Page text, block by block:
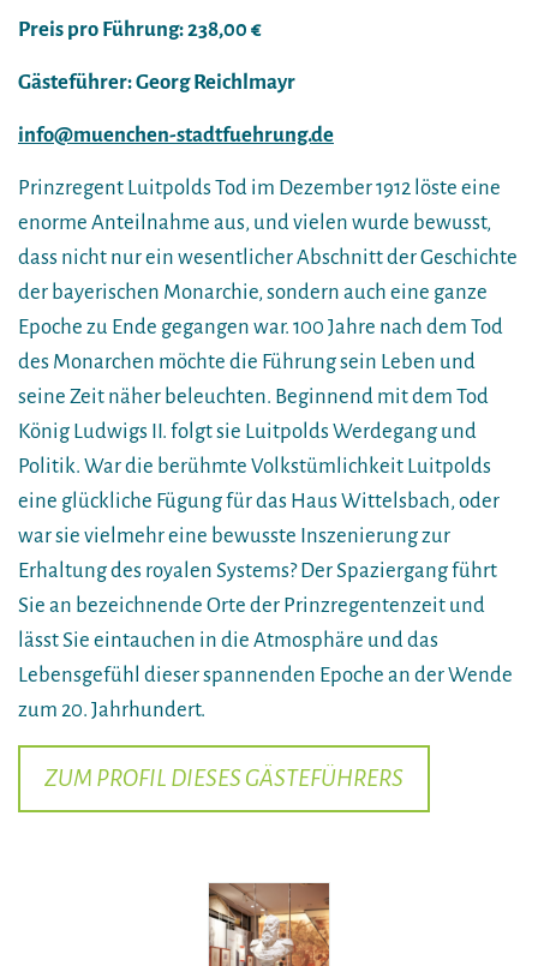
Preis pro Führung: 238,00 €
Gästeführer: Georg Reichlmayr
info@muenchen-stadtfuehrung.de
Prinzregent Luitpolds Tod im Dezember 1912 löste eine
enorme Anteilnahme aus, und vielen wurde bewusst,
dass nicht nur ein wesentlicher Abschnitt der Geschichte
der bayerischen Monarchie, sondern auch eine ganze
Epoche zu Ende gegangen war. 100 Jahre nach dem Tod
des Monarchen möchte die Führung sein Leben und
seine Zeit näher beleuchten. Beginnend mit dem Tod
König Ludwigs II. folgt sie Luitpolds Werdegang und
Politik. War die berühmte Volkstümlichkeit Luitpolds
eine glückliche Fügung für das Haus Wittelsbach, oder
war sie vielmehr eine bewusste Inszenierung zur
Erhaltung des royalen Systems? Der Spaziergang führt
Sie an bezeichnende Orte der Prinzregentenzeit und
lässt Sie eintauchen in die Atmosphäre und das
Lebensgefühl dieser spannenden Epoche an der Wende
zum 20. Jahrhundert.
ZUM PROFIL DIESES GÄSTEFÜHRERS